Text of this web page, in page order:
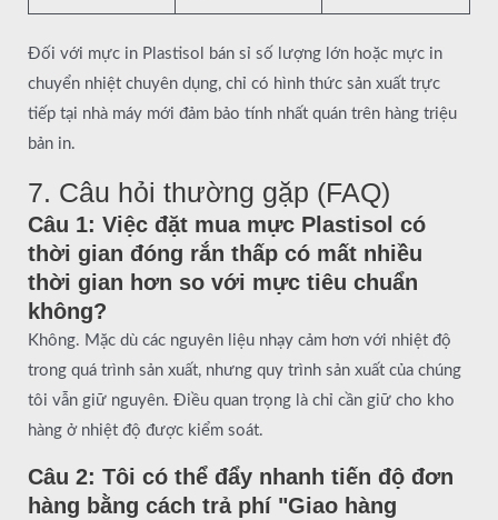
Đối với mực in Plastisol bán sỉ số lượng lớn hoặc mực in
chuyển nhiệt chuyên dụng, chỉ có hình thức sản xuất trực
tiếp tại nhà máy mới đảm bảo tính nhất quán trên hàng triệu
bản in.
7. Câu hỏi thường gặp (FAQ)
Câu 1: Việc đặt mua mực Plastisol có
thời gian đóng rắn thấp có mất nhiều
thời gian hơn so với mực tiêu chuẩn
không?
Không. Mặc dù các nguyên liệu nhạy cảm hơn với nhiệt độ
trong quá trình sản xuất, nhưng quy trình sản xuất của chúng
tôi vẫn giữ nguyên. Điều quan trọng là chỉ cần giữ cho kho
hàng ở nhiệt độ được kiểm soát.
Câu 2: Tôi có thể đẩy nhanh tiến độ đơn
hàng bằng cách trả phí "Giao hàng